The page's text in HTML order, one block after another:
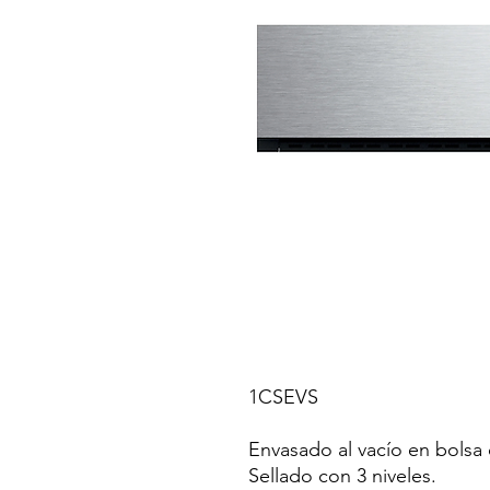
1CSEVS
Envasado al vacío en bolsa
Sellado con 3 niveles.